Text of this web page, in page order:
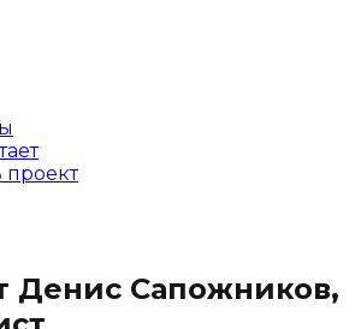
Денис Сапожников,